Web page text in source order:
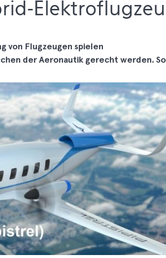
T
I
von Flugzeugen spielen
der Aeronautik gerecht werden. So